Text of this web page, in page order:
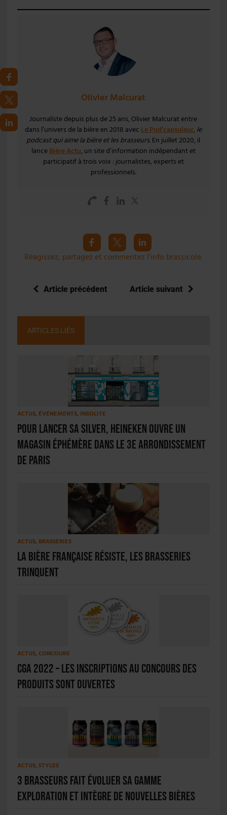
Olivier Malcurat
Journaliste depuis plus de 25 ans, Olivier Malcurat entre
dans l’univers de la bière en 2018 avec Le Pod’capsuleur, le
podcast qui aime la bière et les brasseurs. En juillet 2020, il
lance Bière Actu, un site d’information indépendant et
participatif à trois voix : journalistes, experts et
professionnels.
Réagissez, partagez et commentez l’info brassicole.
Article précédent Article suivant
ARTICLES LIÉS
ACTUS, ÉVÉNEMENTS, INSOLITE
Pour lancer sa Silver, Heineken ouvre un
magasin éphémère dans le 3e arrondissement
de Paris
ACTUS, BRASSERIES
La bière française résiste, les brasseries
trinquent
ACTUS, CONCOURS
CGA 2022 – Les inscriptions au concours des
produits sont ouvertes
ACTUS, STYLES
3 Brasseurs fait évoluer sa gamme
Exploration et intègre de nouvelles bières